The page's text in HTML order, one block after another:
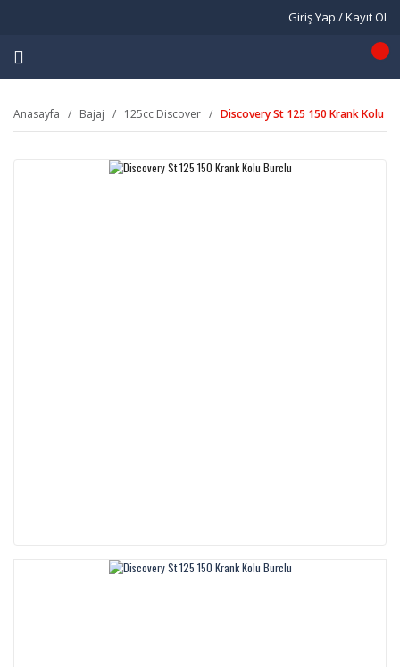
Giriş Yap / Kayıt Ol
Anasayfa Bajaj 125cc Discover Discovery St 125 150 Krank Kolu